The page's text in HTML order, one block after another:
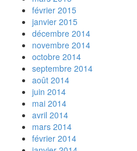
février 2015
janvier 2015
décembre 2014
novembre 2014
octobre 2014
septembre 2014
août 2014
juin 2014
mai 2014
avril 2014
mars 2014
février 2014